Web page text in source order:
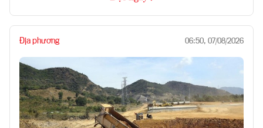
Địa phương 06:50, 07/08/2026